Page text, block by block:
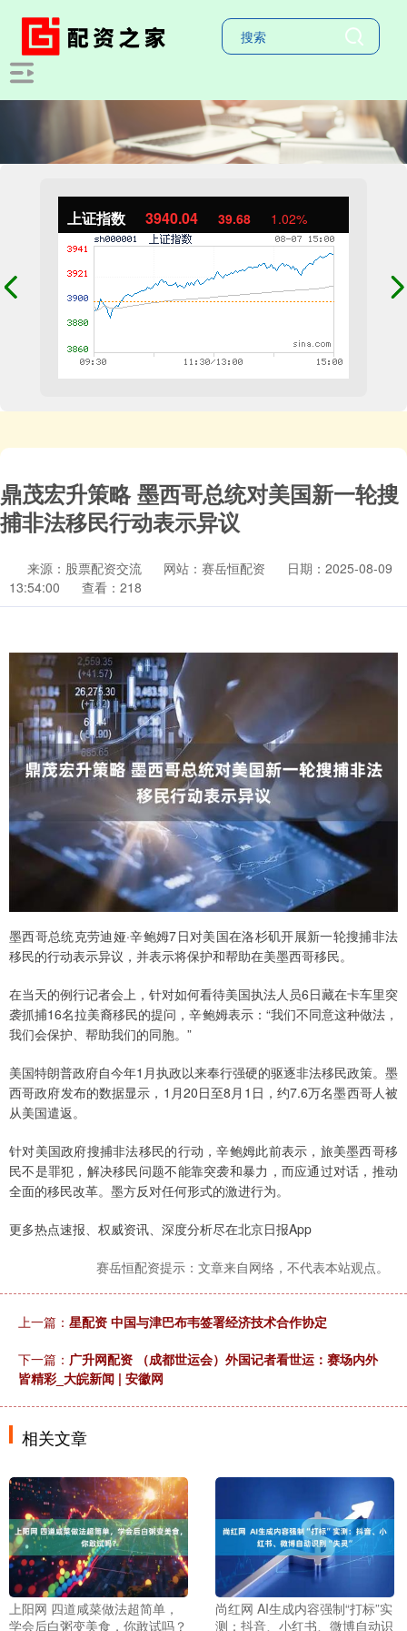
上证指数 3940.04 39.68 1.02%
鼎茂宏升策略 墨西哥总统对美国新一轮搜
捕非法移民行动表示异议
来源：股票配资交流 网站：赛岳恒配资
日期：2025-08-09
13:54:00
查看：218
墨西哥总统克劳迪娅·辛鲍姆7日对美国在洛杉矶开展新一轮搜捕非法
移民的行动表示异议，并表示将保护和帮助在美墨西哥移民。
在当天的例行记者会上，针对如何看待美国执法人员6日藏在卡车里突
袭抓捕16名拉美裔移民的提问，辛鲍姆表示：“我们不同意这种做法，
我们会保护、帮助我们的同胞。”
美国特朗普政府自今年1月执政以来奉行强硬的驱逐非法移民政策。墨
西哥政府发布的数据显示，1月20日至8月1日，约7.6万名墨西哥人被
从美国遣返。
针对美国政府搜捕非法移民的行动，辛鲍姆此前表示，旅美墨西哥移
民不是罪犯，解决移民问题不能靠突袭和暴力，而应通过对话，推动
全面的移民改革。墨方反对任何形式的激进行为。
更多热点速报、权威资讯、深度分析尽在北京日报App
赛岳恒配资提示：文章来自网络，不代表本站观点。
上一篇： 星配资 中国与津巴布韦签署经济技术合作协定
下一篇： 广升网配资 （成都世运会）外国记者看世运：赛场内外
皆精彩_大皖新闻 | 安徽网
相关文章
上阳网 四道咸菜做法超简单，
学会后白粥变美食，你敢试吗？
尚红网 AI生成内容强制“打标”实
测：抖音、小红书、微博自动识